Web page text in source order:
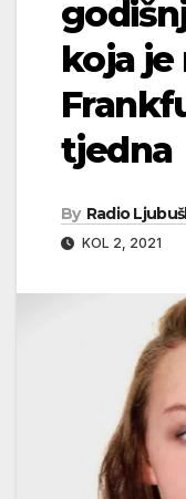
koja je
tjedna
By Radio
KOL 2, 2021